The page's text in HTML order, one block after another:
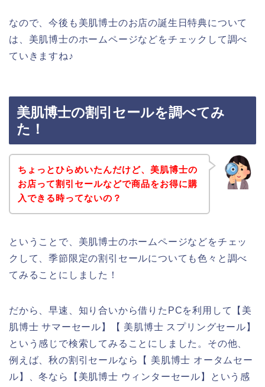
なので、今後も美肌博士のお店の誕生日特典について
は、美肌博士のホームページなどをチェックして調べ
ていきますね♪
美肌博士の割引セールを調べてみ
た！
ちょっとひらめいたんだけど、美肌博士の
お店って割引セールなどで商品をお得に購
入できる時ってないの？
ということで、美肌博士のホームページなどをチェッ
クして、季節限定の割引セールについても色々と調べ
てみることにしました！
だから、早速、知り合いから借りたPCを利用して【美
肌博士 サマーセール】【 美肌博士 スプリングセール】
という感じで検索してみることにしました。その他、
例えば、秋の割引セールなら【 美肌博士 オータムセー
ル】、冬なら【美肌博士 ウィンターセール】という感